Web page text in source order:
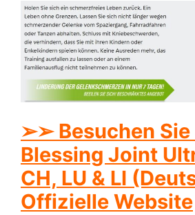
➢➢ Besuchen Sie
Blessing Joint
CH, LU & LI
Offizielle Website